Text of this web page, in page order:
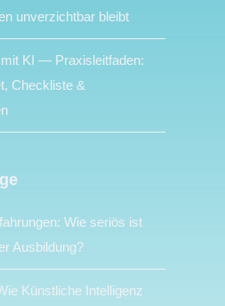
unverzichtbar bleibt
KI — Praxisleitfaden:
Checkliste &
Wie seriös ist
Ausbildung?
Künstliche Intelligenz